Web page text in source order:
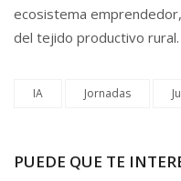
ecosistema
del tejido productivo rural.
IA Jornadas
PUEDE QUE TE